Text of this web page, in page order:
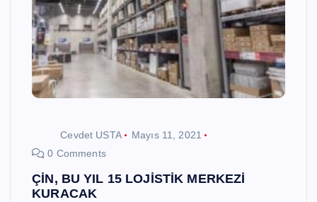
Cevdet USTA
Mayıs 11, 2021
0 Comments
ÇİN, BU YIL 15 LOJİSTİK MERKEZİ
KURACAK